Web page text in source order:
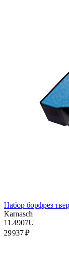
Набор борфрез
Karnasch
11.4907U
29 937 ₽